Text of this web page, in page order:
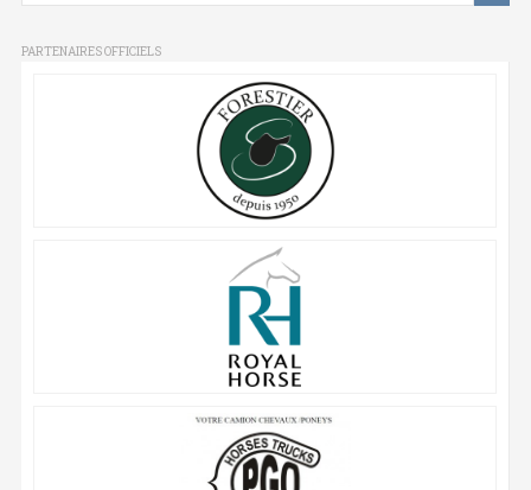
PARTENAIRES OFFICIELS